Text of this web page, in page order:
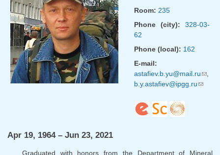
Room: 235
Phone (city): 328-03-
62
Phone (local): 162
E-mail:
astafiev.b.yu@mail.ru(link
sends
b.y.astafiev@ipgg.ru(link
Apr 19, 1964 – Jun 23, 2021
Graduated with honors from the Department of Mineral